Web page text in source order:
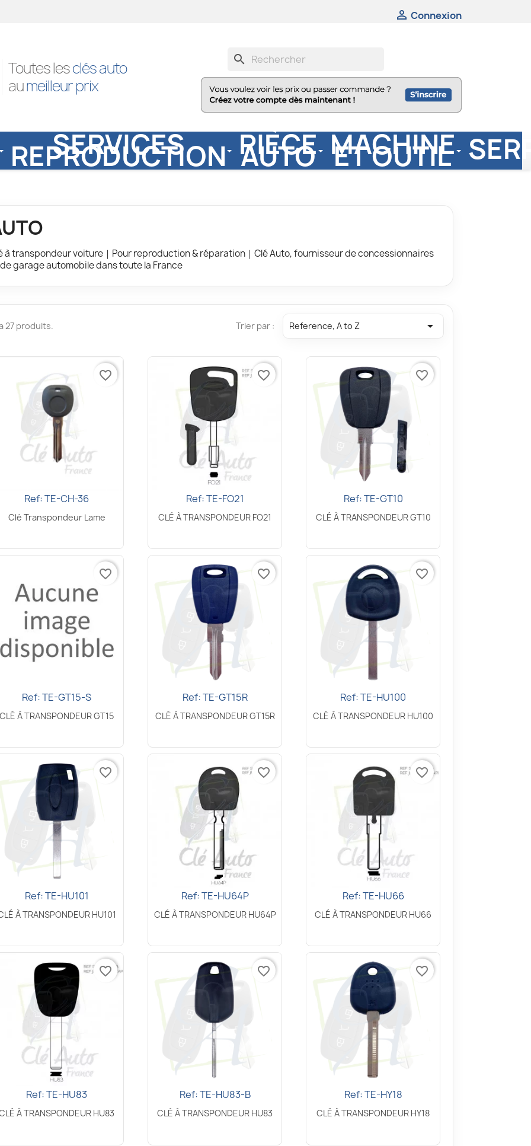
 Connexion
Toutes lesclés auto
aumeilleur prix
search
SERVICES
REPRODUCTION PIÈCE
AUTO MACHINE
ET OUTIL
à transpondeur voiture｜Pour reproduction & réparation｜Clé Auto, fournisseur de concessionnaires
garage automobile dans toute la France
27 produits. Trier par : Reference, A to Z 
Aperçu rapide
Ref: TE-CH-36
Clé Transpondeur Lame
favorite_border
Aperçu rapide
Ref: TE-FO21
CLÉ À TRANSPONDEUR FO21
favorite_border
Aperçu rapide
Ref: TE-GT10
CLÉ À TRANSPONDEUR GT10
favorite_border
Aperçu rapide
Ref: TE-GT15-S
CLÉ À TRANSPONDEUR GT15
favorite_border
Aperçu rapide
Ref: TE-GT15R
CLÉ À TRANSPONDEUR GT15R
favorite_border
Aperçu rapide
Ref: TE-HU100
CLÉ À TRANSPONDEUR HU100
favorite_border
Aperçu rapide
Ref: TE-HU101
À TRANSPONDEUR HU101
favorite_border
Aperçu rapide
Ref: TE-HU64P
CLÉ À TRANSPONDEUR HU64P
favorite_border
Aperçu rapide
Ref: TE-HU66
CLÉ À TRANSPONDEUR HU66
favorite_border
Aperçu rapide
Ref: TE-HU83
À TRANSPONDEUR HU83
favorite_border
Aperçu rapide
Ref: TE-HU83-B
CLÉ À TRANSPONDEUR HU83
favorite_border
Aperçu rapide
Ref: TE-HY18
CLÉ À TRANSPONDEUR HY18
favorite_border